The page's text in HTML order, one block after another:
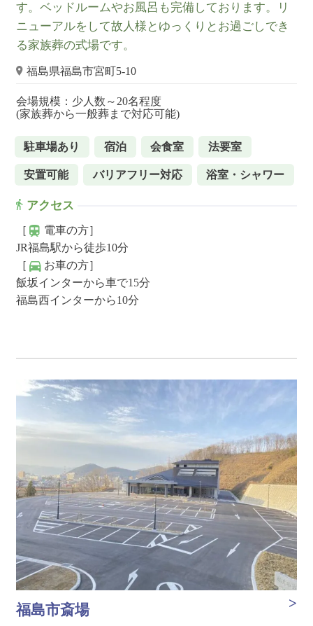
す。ベッドルームやお風呂も完備しております。リ
ニューアルをして故人様とゆっくりとお過ごしでき
る家族葬の式場です。
福島県福島市宮町5-10
会場規模：少人数～20名程度
(家族葬から一般葬まで対応可能)
駐車場あり 宿泊 会食室 法要室
安置可能 バリアフリー対応 浴室・シャワー
アクセス
［
電車の方］
JR福島駅から徒歩10分
［
お車の方］
飯坂インターから車で15分
福島西インターから10分
福島市斎場